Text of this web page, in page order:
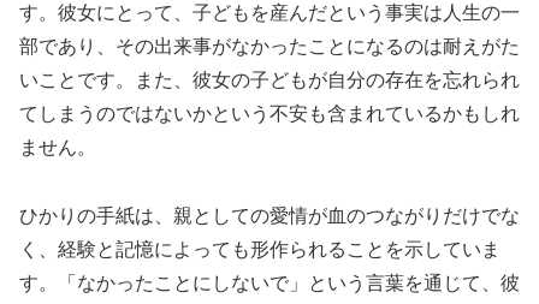
す。彼女にとって、子どもを産んだという事実は人生の一
部であり、その出来事がなかったことになるのは耐えがた
いことです。また、彼女の子どもが自分の存在を忘れられ
てしまうのではないかという不安も含まれているかもしれ
ません。
ひかりの手紙は、親としての愛情が血のつながりだけでな
く、経験と記憶によっても形作られることを示していま
す。「なかったことにしないで」という言葉を通じて、彼